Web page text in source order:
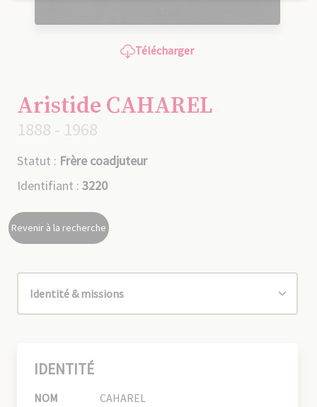
Télécharger
Aristide CAHAREL
1888 - 1968
Statut : Frère coadjuteur
Identifiant : 3220
Revenir à la recherche
IDENTITÉ
NOM
CAHAREL